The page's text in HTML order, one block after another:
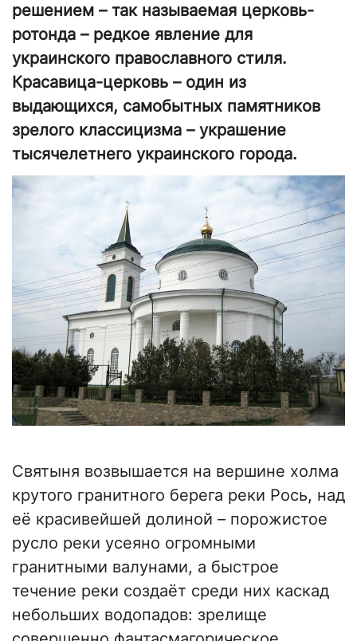
решением – так называемая церковь-
ротонда – редкое явление для
украинского православного стиля.
Красавица-церковь – один из
выдающихся, самобытных памятников
зрелого классицизма – украшение
тысячелетнего украинского города.
Святыня возвышается на вершине холма
крутого гранитного берега реки Рось, над
её красивейшей долиной – порожистое
русло реки усеяно огромными
гранитными валунами, а быстрое
течение реки создаёт среди них каскад
небольших водопадов: зрелище